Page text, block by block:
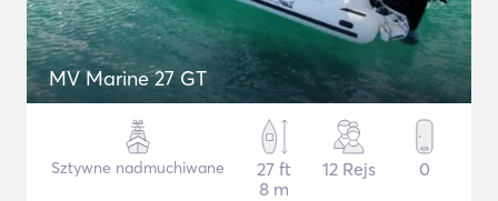
MV Marine 27 GT
Sztywne nadmuchiwane
27 ft
8 m
12 Rejs 0